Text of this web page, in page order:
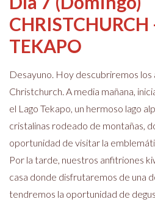
CHRISTCHURCH
TEKAPO
Desayuno. Hoy descubriremos
Christchurch. A media mañana,
el Lago Tekapo, un hermoso lago
cristalinas rodeado de montañas,
oportunidad de visitar la
Por la tarde, nuestros anfitriones
casa donde disfrutaremos de una
tendremos la oportunidad de